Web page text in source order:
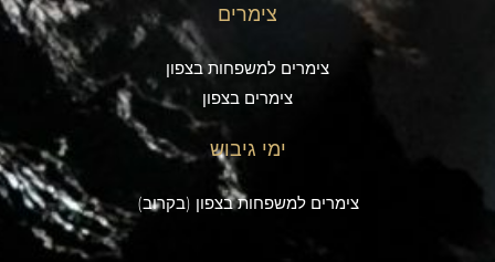
צימרים
צימרים למשפחות בצפון
צימרים בצפון
ימי גיבוש
צימרים למשפחות בצפון (בקרוב)